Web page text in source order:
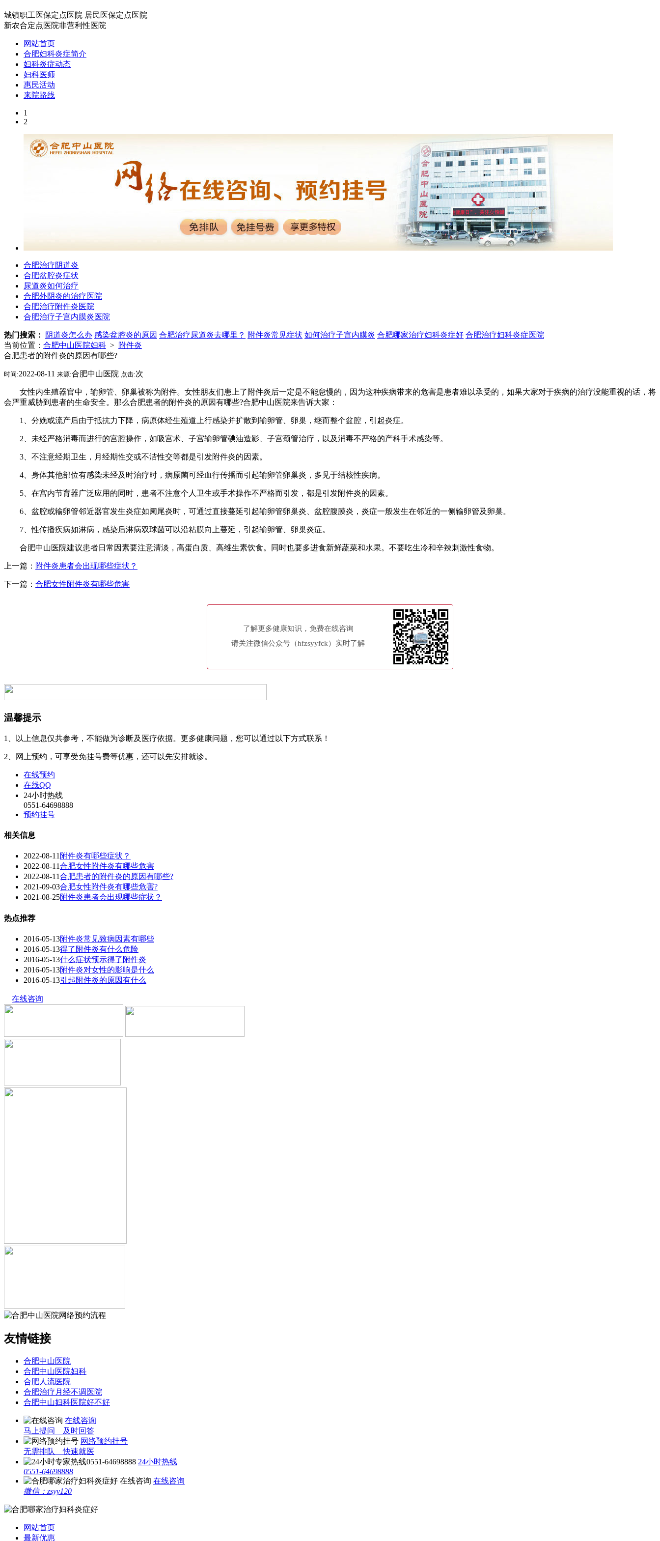
城镇职工医保定点医院 居民医保定点医院
新农合定点医院非营利性医院
网站首页
合肥妇科炎症简介
妇科炎症动态
妇科医师
惠民活动
来院路线
1
2
合肥治疗阴道炎
合肥盆腔炎症状
尿道炎如何治疗
合肥外阴炎的治疗医院
合肥治疗附件炎医院
合肥治疗子宫内膜炎医院
热门搜索： 阴道炎怎么办 感染盆腔炎的原因 合肥治疗尿道炎去哪里？ 附件炎常见症状 如何治疗子宫内膜炎 合肥哪家治疗妇科炎症好 合肥治疗妇科炎症医院
当前位置： 合肥中山医院妇科 > 附件炎
合肥患者的附件炎的原因有哪些?
时间:2022-08-11 来源:合肥中山医院 点击:次
女性内生殖器官中，输卵管、卵巢被称为附件。女性朋友们患上了附件炎后一定是不能怠慢的，因为这种疾病带来的危害是患者难以承受的，如果大家对于疾病的治疗没能重视的话，将
会严重威胁到患者的生命安全。那么合肥患者的附件炎的原因有哪些?合肥中山医院来告诉大家：
1、分娩或流产后由于抵抗力下降，病原体经生殖道上行感染并扩散到输卵管、卵巢，继而整个盆腔，引起炎症。
2、未经严格消毒而进行的宫腔操作，如吸宫术、子宫输卵管碘油造影、子宫颈管治疗，以及消毒不严格的产科手术感染等。
3、不注意经期卫生，月经期性交或不洁性交等都是引发附件炎的因素。
4、身体其他部位有感染未经及时治疗时，病原菌可经血行传播而引起输卵管卵巢炎，多见于结核性疾病。
5、在宫内节育器广泛应用的同时，患者不注意个人卫生或手术操作不严格而引发，都是引发附件炎的因素。
6、盆腔或输卵管邻近器官发生炎症如阑尾炎时，可通过直接蔓延引起输卵管卵巢炎、盆腔腹膜炎，炎症一般发生在邻近的一侧输卵管及卵巢。
7、性传播疾病如淋病，感染后淋病双球菌可以沿粘膜向上蔓延，引起输卵管、卵巢炎症。
合肥中山医院建议患者日常因素要注意清淡，高蛋白质、高维生素饮食。同时也要多进食新鲜蔬菜和水果。不要吃生冷和辛辣刺激性食物。
上一篇： 附件炎患者会出现哪些症状？
下一篇： 合肥女性附件炎有哪些危害
了解更多健康知识，免费在线咨询
请关注微信公众号（hfzsyyfck）实时了解
温馨提示
1、以上信息仅共参考，不能做为诊断及医疗依据。更多健康问题，您可以通过以下方式联系！
2、网上预约，可享受免挂号费等优惠，还可以先安排就诊。
在线预约
在线QQ
24小时热线
0551-64698888
预约挂号
相关信息
2022-08-11附件炎有哪些症状？
2022-08-11合肥女性附件炎有哪些危害
2022-08-11合肥患者的附件炎的原因有哪些?
2021-09-03合肥女性附件炎有哪些危害?
2021-08-25附件炎患者会出现哪些症状？
热点推荐
2016-05-13附件炎常见致病因素有哪些
2016-05-13得了附件炎有什么危险
2016-05-13什么症状预示得了附件炎
2016-05-13附件炎对女性的影响是什么
2016-05-13引起附件炎的原因有什么
在线咨询
友情链接
合肥中山医院
合肥中山医院妇科
合肥人流医院
合肥治疗月经不调医院
合肥中山妇科医院好不好
在线咨询
马上提问 及时回答
网络预约挂号
无需排队 快速就医
24小时热线
0551-64698888
在线咨询
微信：zsyy120
网站首页
最新优惠